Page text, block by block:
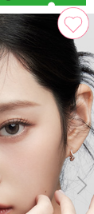
i
o
n